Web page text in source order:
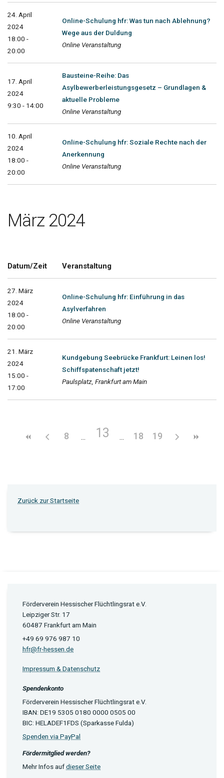
24. April
2024
18:00 -
20:00
Online-Schulung hfr: Was tun nach Ablehnung?
Wege aus der Duldung
Online Veranstaltung
17. April
2024
9:30 - 14:00
Bausteine-Reihe: Das
Asylbewerberleistungsgesetz – Grundlagen &
aktuelle Probleme
Online Veranstaltung
10. April
2024
18:00 -
20:00
Online-Schulung hfr: Soziale Rechte nach der
Anerkennung
Online Veranstaltung
März 2024
Datum/Zeit Veranstaltung
27. März
2024
18:00 -
20:00
Online-Schulung hfr: Einführung in das
Asylverfahren
Online Veranstaltung
21. März
2024
15:00 -
17:00
Kundgebung Seebrücke Frankfurt: Leinen los!
Schiffspatenschaft jetzt!
Paulsplatz, Frankfurt am Main
8 13 18 19
Zurück zur Startseite
Förderverein Hessischer Flüchtlingsrat e.V.
Leipziger Str. 17
60487 Frankfurt am Main
+49 69 976 987 10
hfr@fr-hessen.de
Impressum & Datenschutz
Spendenkonto
Förderverein Hessischer Flüchtlingsrat e.V.
IBAN: DE19 5305 0180 0000 0505 00
BIC: HELADEF1FDS (Sparkasse Fulda)
Spenden via PayPal
Fördermitglied werden?
Mehr Infos aufdieser Seite